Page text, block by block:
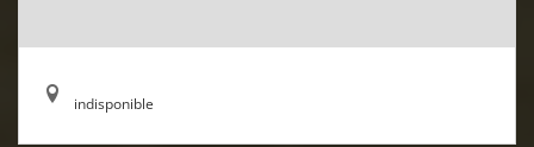
indisponible